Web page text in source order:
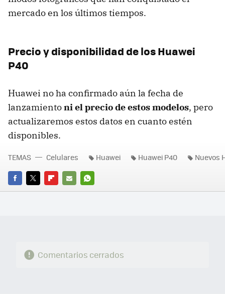
mercado en los últimos tiempos.
Precio y disponibilidad de los Huawei
P40
Huawei no ha confirmado aún la fecha de
lanzamientoni el precio de estos modelos, pero
actualizaremos estos datos en cuanto estén
disponibles.
FACEBOOK
TWITTERFLIPBOARD
E-
WHATSAPP
TEMAS Celulares Huawei Huawei P40 Nuevos
Comentarios cerrados